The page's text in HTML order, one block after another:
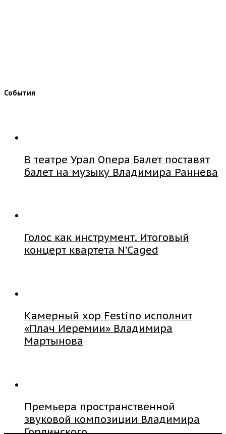
События
В театре Урал Опера Балет поставят
балет на музыку Владимира Раннева
Голос как инструмент. Итоговый
концерт квартета N’Caged
Камерный хор Festino исполнит
«Плач Иеремии» Владимира
Мартынова
Премьера пространственной
звуковой композиции Владимира